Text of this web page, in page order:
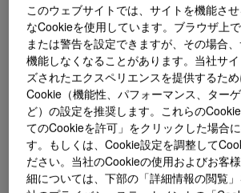
とはNORKOOL™ SLH Coolant?
Ethylene glycol-based concentrate
high-speed reciprocating engines and
このウェブサイトでは、サイトを機能さ
なCookieを使用しています。ブラウザ上
または警告を設定できますが、その場合
機能しなくなることがあります。当社サ
ズされたエクスペリエンスを提供するた
Cookie（機能性、パフォーマンス、ター
ど）の設定を推奨します。これらの
てのCookieを許可」をクリックした場合
す。もしくは、Cookie設定を調整して
ださい。当社のCookieの使用およびお客
細については、下部の「詳細情報の閲覧